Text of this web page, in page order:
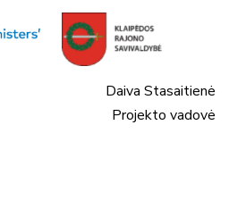
Daiva Stasaitienė
Projekto vadovė